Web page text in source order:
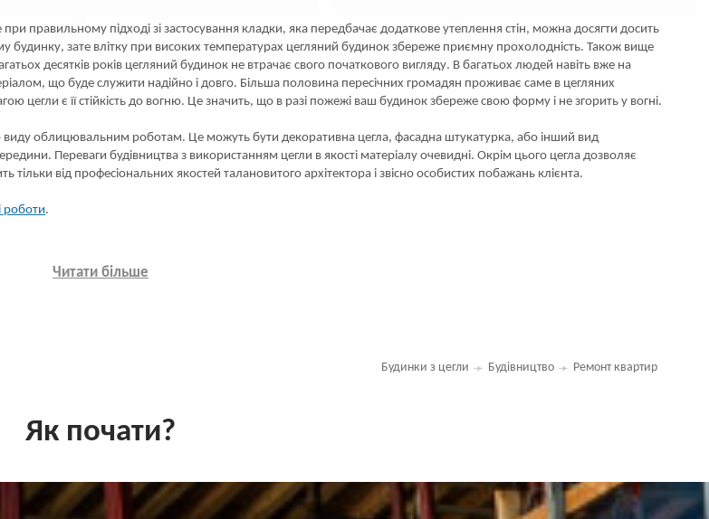
правильному підході зі застосування кладки, яка передбачає додаткове утеплення стін, можна досягти досить
будинку, зате влітку при високих температурах цегляний будинок збереже приємну прохолодність. Також вище
десятків років цегляний будинок не втрачає свого початкового вигляду. В багатьох людей навіть вже на
що буде служити надійно і довго. Більша половина пересічних громадян проживає саме в цегляних
є її стійкість до вогню. Це значить, що в разі пожежі ваш будинок збереже свою форму і не згорить у вогні.
виду облицювальним роботам. Це можуть бути декоративна цегла, фасадна штукатурка, або інший вид
Переваги будівництва з використанням цегли в якості матеріалу очевидні. Окрім цього цегла дозволяє
від професіональних якостей талановитого архітектора і звісно особистих побажань клієнта.
роботи.
Читати більше
Ремонт квартир
Будівництво
Будинки з цегли
Як почати?